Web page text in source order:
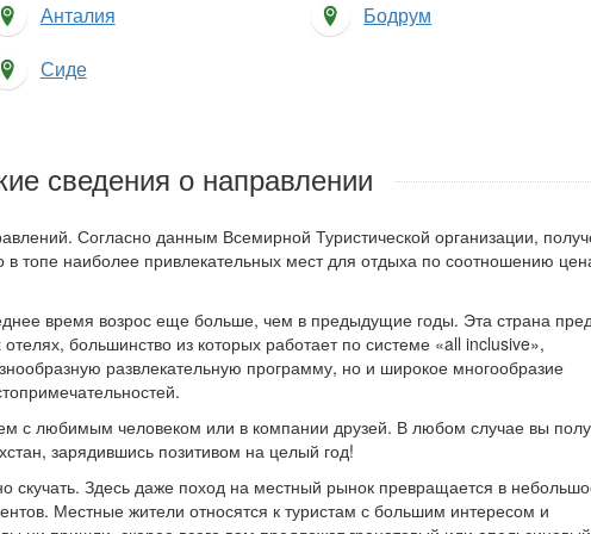
Анталия
Бодрум
Сиде
сведения о направлении
Согласно данным Всемирной Туристической организации,
в топе наиболее привлекательных мест для отдыха по соотношению
время возрос еще больше, чем в предыдущие годы. Эта страна
большинство из которых работает по системе «all inclusive»,
развлекательную программу, но и широкое многообразие
с любимым человеком или в компании друзей. В любом случае вы
зарядившись позитивом на целый год!
скучать. Здесь даже поход на местный рынок превращается в
Местные жители относятся к туристам с большим интересом и